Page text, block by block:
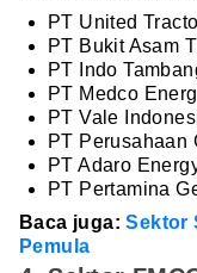
PT United
PT Bukit Asam
PT Indo
PT Medco
PT Vale
PT Perusahaan
PT Adaro
PT Pertamina
Baca juga:Sektor
Pemula